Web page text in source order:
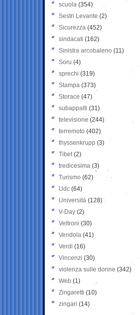
scuola (354)
Sestri Levante (2)
Sicurezza (452)
sindacati (162)
Sinistra arcobaleno (11)
Soru (4)
sprechi (319)
Stampa (373)
Storace (47)
subappalti (31)
televisione(244)
terremoto (402)
thyssenkrupp (3)
Tibet(2)
tredicesima (3)
Turismo (62)
Udc (64)
Università (128)
V-Day (2)
Veltroni (30)
Vendola (41)
Verdi (16)
Vincenzi (30)
violenza sulle donne (342)
Web (1)
Zingaretti (10)
zingari (14)